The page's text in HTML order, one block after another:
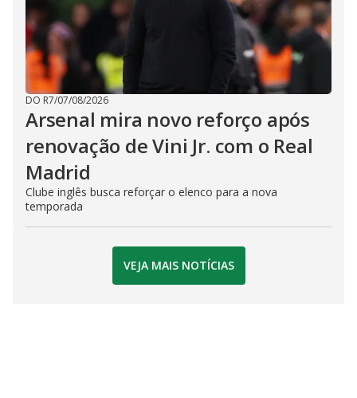
DO R7/07/08/2026
Arsenal mira novo reforço após
renovação de Vini Jr. com o Real
Madrid
Clube inglês busca reforçar o elenco para a nova
temporada
VEJA MAIS NOTÍCIAS